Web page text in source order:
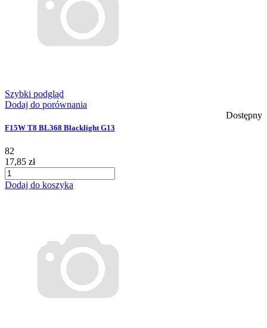
Szybki podgląd
Dodaj do porównania
Dostępny
F15W T8 BL368 Blacklight G13
82
17,85 zł
Dodaj do koszyka